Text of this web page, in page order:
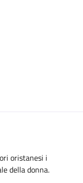
oristanesi i
della donna.